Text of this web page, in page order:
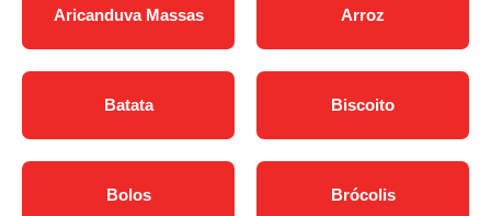
Aricanduva Massas Arroz
Batata Biscoito
Bolos Brócolis